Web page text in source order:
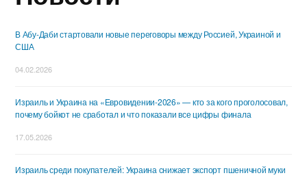
В Абу-Даби стартовали новые переговоры между Россией, Украиной и
США
04.02.2026
Израиль и Украина на «Евровидении-2026» — кто за кого проголосовал,
почему бойкот не сработал и что показали все цифры финала
17.05.2026
Израиль среди покупателей: Украина снижает экспорт пшеничной муки